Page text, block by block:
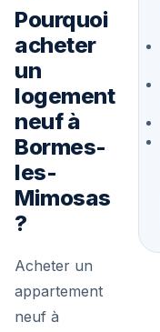
Pourquoi
acheter
un
logement
neuf à
Bormes-
les-
Mimosas
?
Acheter un
appartement
neuf à